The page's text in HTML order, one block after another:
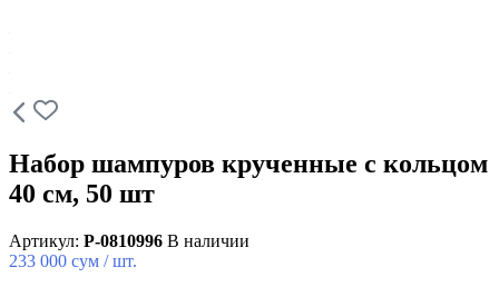
Набор шампуров крученные с кольцом
40 см, 50 шт
Артикул: P-0810996 В наличии
233 000 сум / шт.